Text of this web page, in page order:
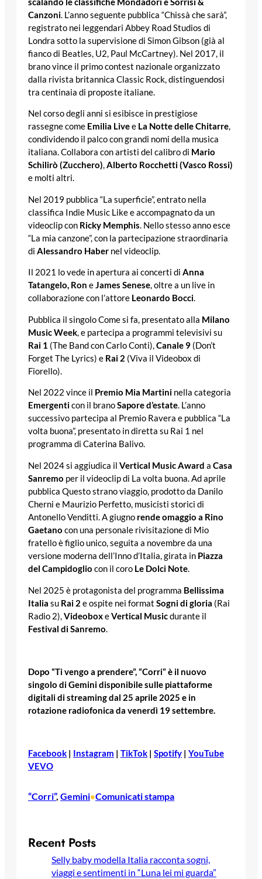
Canzoni. L’anno seguente pubblica “Chissà che sarà”,
registrato nei leggendari Abbey Road Studios di
Londra sotto la supervisione di Simon Gibson (già al
fianco di Beatles, U2, Paul McCartney). Nel 2017, il
brano vince il primo contest nazionale organizzato
dalla rivista britannica Classic Rock, distinguendosi
tra centinaia di proposte italiane.
Nel corso degli anni si esibisce in prestigiose
rassegne come Emilia Livee La Notte delle Chitarre,
condividendo il palco con grandi nomi della musica
italiana. Collabora con artisti del calibro di Mario
Schilirò (Zucchero),Alberto Rocchetti (Vasco Rossi)
e molti altri.
Nel 2019 pubblica “La superficie”, entrato nella
classifica Indie Music Like e accompagnato da un
videoclip con Ricky Memphis. Nello stesso anno esce
“La mia canzone”, con la partecipazione straordinaria
di Alessandro Haber nel videoclip.
Il 2021 lo vede in apertura ai concerti di Anna
Tatangelo, Ron eJames Senese, oltre a un live in
collaborazione con l’attore Leonardo Bocci.
Pubblica il singolo Come si fa, presentato alla Milano
Music Week, e partecipa a programmi televisivi su
Rai 1 (The Band con Carlo Conti),Canale 9 (Don’t
Forget The Lyrics) e Rai 2 (Viva il Videobox di
Fiorello).
Nel 2022 vince il Premio Mia Martini nella categoria
Emergenticon il branoSapore d’estate. L’anno
successivo partecipa al Premio Ravera e pubblica “La
volta buona”, presentato in diretta su Rai 1 nel
programma di Caterina Balivo.
Nel 2024 si aggiudica il Vertical Music Award a Casa
Sanremo per il videoclip di La volta buona. Ad aprile
pubblica Questo strano viaggio, prodotto da Danilo
Cherni e Maurizio Perfetto, musicisti storici di
Antonello Venditti. A giugno rende omaggio a Rino
Gaetano con una personale rivisitazione di Mio
fratello è figlio unico, seguita a novembre da una
versione moderna dell’Inno d’Italia, girata in Piazza
del Campidoglio con il coro Le Dolci Note.
Nel 2025 è protagonista del programma Bellissima
Italia su Rai 2 e ospite nei format Sogni di gloria (Rai
Radio 2),VideoboxeVertical Musicdurante il
Festival di Sanremo.
Dopo “Ti vengo a prendere”, “Corri” è il nuovo
singolo di Gemini disponibile sulle piattaforme
digitali di streaming dal 25 aprile 2025 e in
rotazione radiofonica da venerdì 19 settembre.
Facebook | Instagram | TikTok | Spotify | YouTube
VEVO
“Corri”, Gemini•Comunicati stampa
Recent Posts
Selly baby modella Italia racconta sogni,
viaggi e sentimenti in “Luna lei mi guarda”